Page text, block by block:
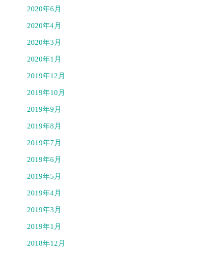
2020年6月
2020年4月
2020年3月
2020年1月
2019年12月
2019年10月
2019年9月
2019年8月
2019年7月
2019年6月
2019年5月
2019年4月
2019年3月
2019年1月
2018年12月